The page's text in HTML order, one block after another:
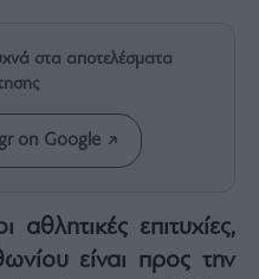
στα αποτελέσματα
on Google
επιτυχίες,
είναι προς την